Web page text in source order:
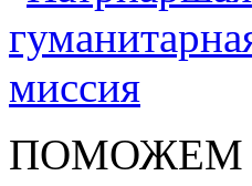
ПОМОЖЕМ